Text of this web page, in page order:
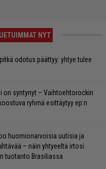
NYT
odotus päättyy: yhtye tulee
on syntynyt – Vaihtoehtorockin
ryhmä esittäytyy ep:n
huomionarvoisia uutisia ja
– näin yhtyeeltä irtosi
tuotanto Brasiliassa